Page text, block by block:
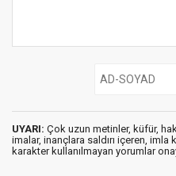
UYARI: Çok uzun metinler, küfür,
imalar, inançlara saldırı içeren, imla
karakter kullanılmayan yorumlar